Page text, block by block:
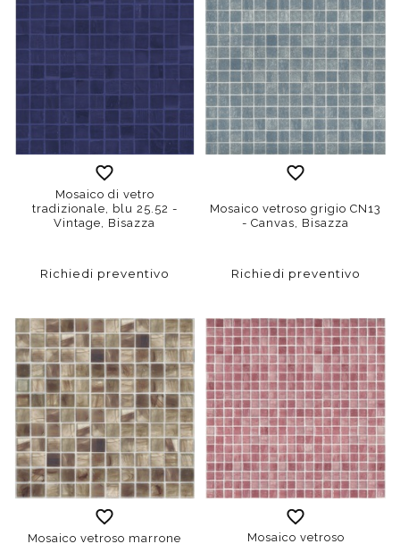
Mosaico di vetro
tradizionale, blu 25.52 -
Vintage, Bisazza
Richiedi preventivo
Mosaico vetroso grigio CN13
- Canvas, Bisazza
Richiedi preventivo
Mosaico vetroso marrone
Mosaico vetroso